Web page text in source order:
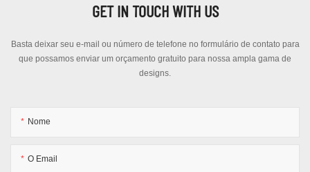
GET IN TOUCH WITH US
Basta deixar seu e-mail ou número de telefone no formulário de contato para
que possamos enviar um orçamento gratuito para nossa ampla gama de
designs.
Nome
O Email